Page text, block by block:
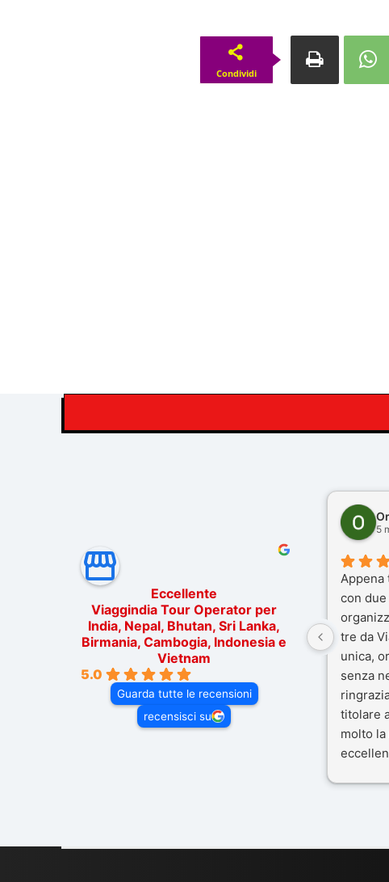
Condividi
Eccellente
Viaggindia Tour Operator per
India, Nepal, Bhutan, Sri Lanka,
Birmania, Cambogia, Indonesia e
Vietnam
5.0
Guarda tutte le recensioni
recensisci su
5
Appena
con
tre da
unica,
senza
titolare
molto